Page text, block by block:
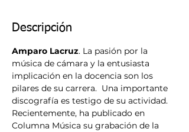
Descripción
Amparo Lacruz. La pasión por la
música de cámara y la entusiasta
implicación en la docencia son los
pilares de su carrera.  Una importante
discografía es testigo de su actividad.
Recientemente, ha publicado en
Columna Música su grabación de la